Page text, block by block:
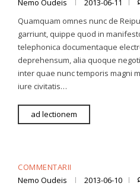
Nemo Oudeis 2013-06-11
Quamquam omnes nunc de
garriunt, quippe quod in
telephonica documentaque
deprehensum, alia quoque
inter quae nunc temporis magni
iure civitatis…
ad lectionem
COMMENTARII
Nemo Oudeis
2013-06-10